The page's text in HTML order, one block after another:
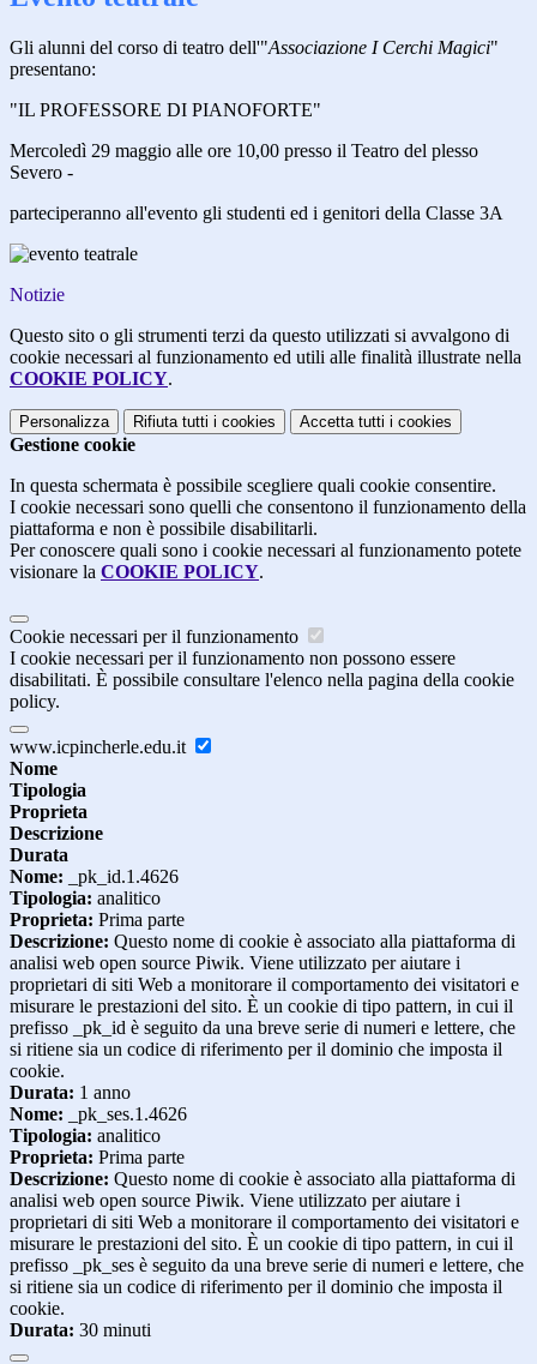
Gli alunni del corso di teatro dell'"Associazione I Cerchi Magici"
presentano:
"IL PROFESSORE DI PIANOFORTE"
Mercoledì 29 maggio alle ore 10,00 presso il Teatro del plesso
Severo -
parteciperanno all'evento gli studenti ed i genitori della Classe 3A
Notizie
Questo sito o gli strumenti terzi da questo utilizzati si avvalgono di
cookie necessari al funzionamento ed utili alle finalità illustrate nella
COOKIE POLICY.
Personalizza Rifiuta tutti i cookies Accetta tutti i cookies
Gestione cookie
In questa schermata è possibile scegliere quali cookie consentire.
I cookie necessari sono quelli che consentono il funzionamento della
piattaforma e non è possibile disabilitarli.
Per conoscere quali sono i cookie necessari al funzionamento potete
visionare la COOKIE POLICY.
Cookie necessari per il funzionamento
I cookie necessari per il funzionamento non possono essere
disabilitati. È possibile consultare l'elenco nella pagina della cookie
policy.
www.icpincherle.edu.it
Nome
Tipologia
Proprieta
Descrizione
Durata
Nome: _pk_id.1.4626
Tipologia: analitico
Proprieta: Prima parte
Descrizione: Questo nome di cookie è associato alla piattaforma di
analisi web open source Piwik. Viene utilizzato per aiutare i
proprietari di siti Web a monitorare il comportamento dei visitatori e
misurare le prestazioni del sito. È un cookie di tipo pattern, in cui il
prefisso _pk_id è seguito da una breve serie di numeri e lettere, che
si ritiene sia un codice di riferimento per il dominio che imposta il
cookie.
Durata: 1 anno
Nome: _pk_ses.1.4626
Tipologia: analitico
Proprieta: Prima parte
Descrizione: Questo nome di cookie è associato alla piattaforma di
analisi web open source Piwik. Viene utilizzato per aiutare i
proprietari di siti Web a monitorare il comportamento dei visitatori e
misurare le prestazioni del sito. È un cookie di tipo pattern, in cui il
prefisso _pk_ses è seguito da una breve serie di numeri e lettere, che
si ritiene sia un codice di riferimento per il dominio che imposta il
cookie.
Durata: 30 minuti